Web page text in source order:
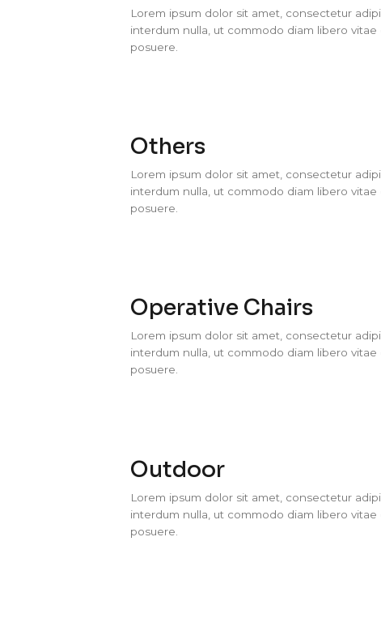
Lorem ipsum dolor sit amet, consectetur
interdum nulla, ut commodo diam libero
posuere.
Others
Lorem ipsum dolor sit amet, consectetur
interdum nulla, ut commodo diam libero
posuere.
Operative Chairs
Lorem ipsum dolor sit amet, consectetur
interdum nulla, ut commodo diam libero
posuere.
Outdoor
Lorem ipsum dolor sit amet, consectetur
interdum nulla, ut commodo diam libero
posuere.